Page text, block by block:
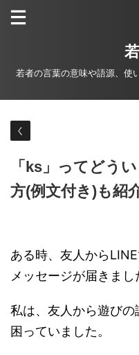
若者の言葉の意味や語源、使
く
「ks」ってどう
方(例文付き)も紹
ある時、友人から
メッセージが届きまし
私は、友人から遊び
困っていました。